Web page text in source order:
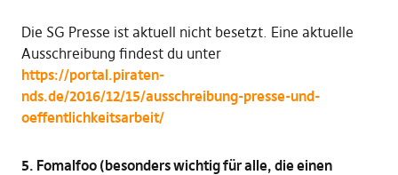
Die SG Presse ist aktuell nicht besetzt. Eine aktuelle
Ausschreibung findest du unter
https://portal.piraten-
nds.de/2016/12/15/ausschreibung-presse-und-
oeffentlichkeitsarbeit/
5. Fomalfoo (besonders wichtig für alle, die einen